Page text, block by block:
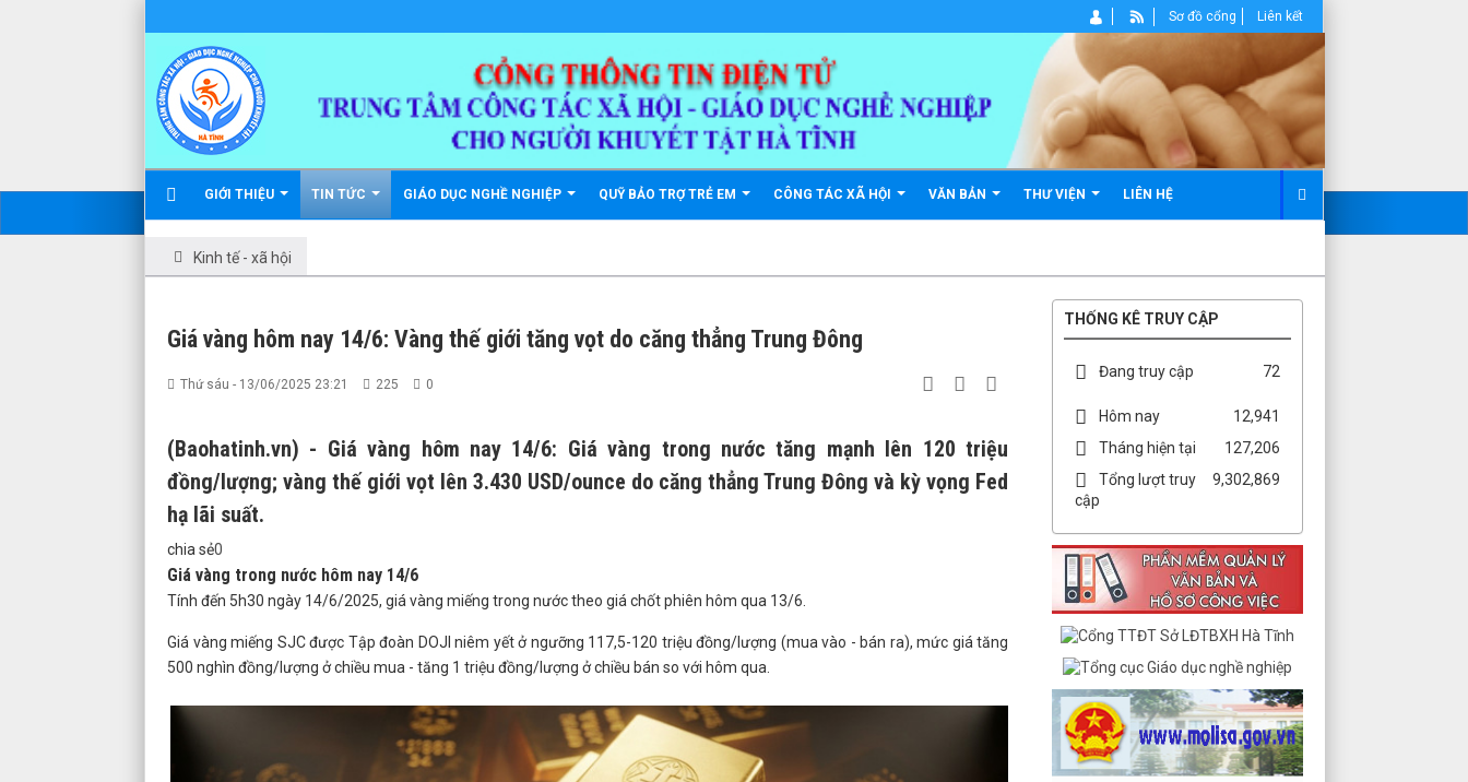
GIỚI THIỆU TIN TỨC GIÁO DỤC NGHỀ NGHIỆP QUỸ BẢO TRỢ TRẺ EM CÔNG TÁC XÃ HỘI VĂN BẢN THƯ VIỆN LIÊN HỆ
Sơ đồ cổng Liên kết
Kinh tế - xã hội
Giá vàng hôm nay 14/6: Vàng thế giới tăng vọt do căng thẳng Trung Đông
Thứ sáu - 13/06/2025 23:21 225 0
(Baohatinh.vn) - Giá vàng hôm nay 14/6: Giá vàng trong nước tăng mạnh lên 120 triệu
đồng/lượng; vàng thế giới vọt lên 3.430 USD/ounce do căng thẳng Trung Đông và kỳ vọng Fed
hạ lãi suất.
chia sẻ0
Giá vàng trong nước hôm nay 14/6
Tính đến 5h30 ngày 14/6/2025, giá vàng miếng trong nước theo giá chốt phiên hôm qua 13/6.
Giá vàng miếng SJC được Tập đoàn DOJI niêm yết ở ngưỡng 117,5-120 triệu đồng/lượng (mua vào - bán ra), mức giá tăng
500 nghìn đồng/lượng ở chiều mua - tăng 1 triệu đồng/lượng ở chiều bán so với hôm qua.
THỐNG KÊ TRUY CẬP
Đang truy cập 72
Hôm nay
12,941
Tháng hiện tại
127,206
Tổng lượt truy
cập
9,302,869